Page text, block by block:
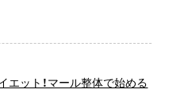
エット！マール整体で始める